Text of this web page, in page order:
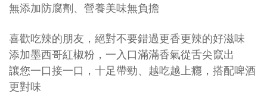
無添加防腐劑​、營養美味無負擔​
喜歡吃辣的朋友，絕對不要錯過更香更辣的好滋味
添加墨西哥紅椒粉，一入口滿滿香氣從舌尖竄出
讓您一口接一口，十足帶勁、越吃越上癮，搭配啤酒
更對味